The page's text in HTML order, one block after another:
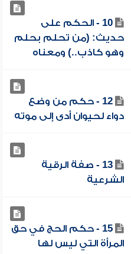
10 - الحكم على
حديث: (من تحلم بحلم
وهو كاذب..) ومعناه
12 - حكم من وضع
دواء لحيوان أدى إلى موته
13 - صفة الرقية
الشرعية
15 - حكم الحج في حق
المرأة التي ليس لها